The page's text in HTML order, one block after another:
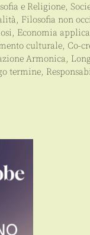
e Religione,
, Filosofia non
, Economia
culturale, Co-
Armonica,
termine,